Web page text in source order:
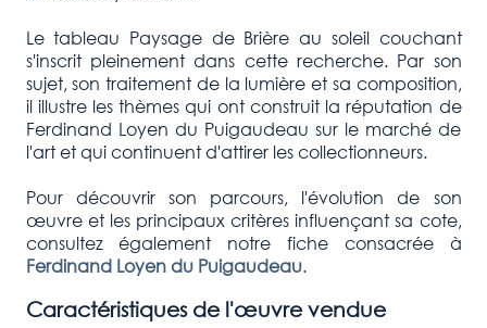
Le tableau Paysage de Brière au soleil couchant
s'inscrit pleinement dans cette recherche. Par son
sujet, son traitement de la lumière et sa composition,
il illustre les thèmes qui ont construit la réputation de
Ferdinand Loyen du Puigaudeau sur le marché de
l'art et qui continuent d'attirer les collectionneurs.
Pour découvrir son parcours, l'évolution de son
œuvre et les principaux critères influençant sa cote,
consultez également notre fiche consacrée à
Ferdinand Loyen du Puigaudeau.
Caractéristiques de l'œuvre vendue